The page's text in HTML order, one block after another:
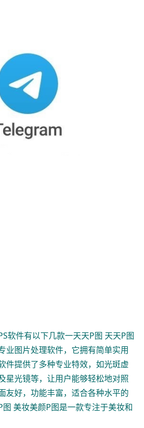
软件有以下几款一天天P图 天天P图
业图片处理软件，它拥有简单实用
件提供了多种专业特效，如光斑虚
星光镜等，让用户能够轻松地对照
友好，功能丰富，适合各种水平的
美妆美颜P图是一款专注于美妆和